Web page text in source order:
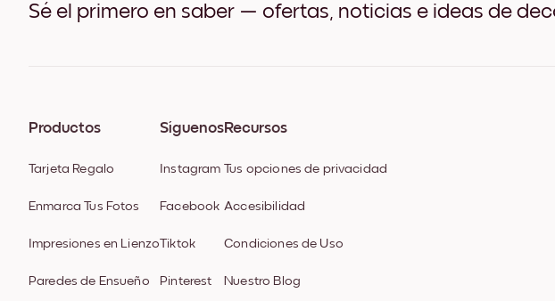
Sé el primero en saber — ofertas, noticias e ideas de
Productos
Tarjeta Regalo
Enmarca Tus Fotos
Impresiones en Lienzo
Paredes de Ensueño
Síguenos
Instagram
Facebook
Tiktok
Pinterest
Recursos
Tus opciones de privacidad
Accesibilidad
Condiciones de Uso
Nuestro Blog